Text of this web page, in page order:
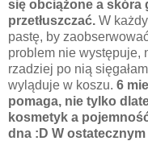
się obciążone a skóra
przetłuszczać. W
pastę, by
problem nie występuje,
rzadziej po nią
wyląduje w koszu. 6
pomaga, nie tylko
kosmetyk a
dna :D W